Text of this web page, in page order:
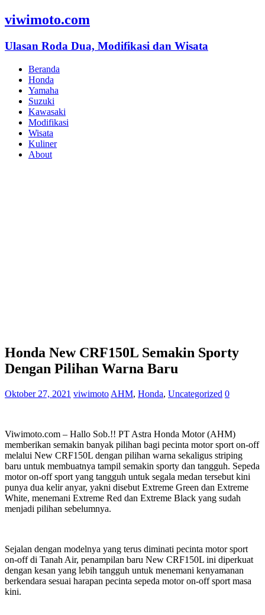
viwimoto.com
Ulasan Roda Dua, Modifikasi dan Wisata
Beranda
Honda
Yamaha
Suzuki
Kawasaki
Modifikasi
Wisata
Kuliner
About
Honda New CRF150L Semakin Sporty
Dengan Pilihan Warna Baru
Oktober 27, 2021 viwimoto AHM, Honda, Uncategorized 0
Viwimoto.com – Hallo Sob.!! PT Astra Honda Motor (AHM)
memberikan semakin banyak pilihan bagi pecinta motor sport on-off
melalui New CRF150L dengan pilihan warna sekaligus striping
baru untuk membuatnya tampil semakin sporty dan tangguh. Sepeda
motor on-off sport yang tangguh untuk segala medan tersebut kini
punya dua kelir anyar, yakni disebut Extreme Green dan Extreme
White, menemani Extreme Red dan Extreme Black yang sudah
menjadi pilihan sebelumnya.
Sejalan dengan modelnya yang terus diminati pecinta motor sport
on-off di Tanah Air, penampilan baru New CRF150L ini diperkuat
dengan kesan yang lebih tangguh untuk menemani kenyamanan
berkendara sesuai harapan pecinta sepeda motor on-off sport masa
kini.